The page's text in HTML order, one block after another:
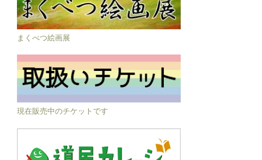
まくべつ絵画展
現在販売中のチケットです